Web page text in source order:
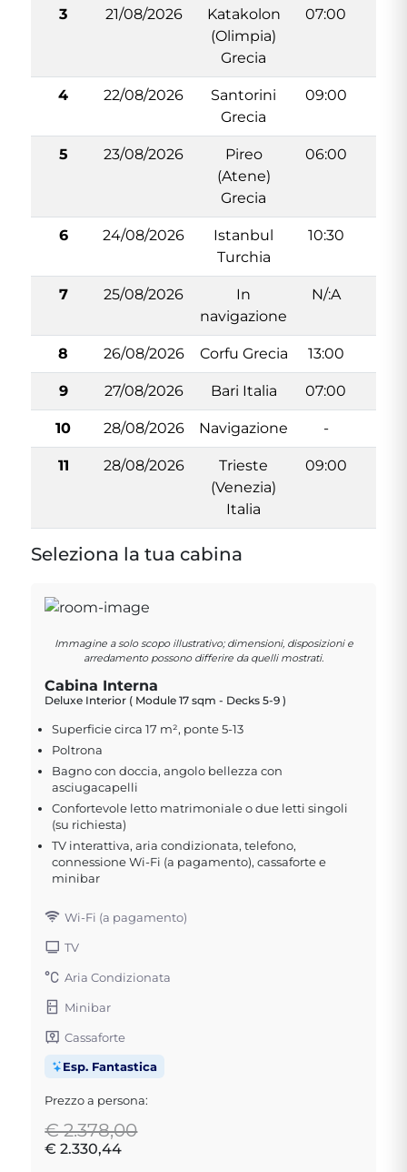
3 21/08/2026
Katakolon
(Olimpia)
Grecia
07:00
4 22/08/2026
Santorini
Grecia
09:00
5 23/08/2026
Pireo
(Atene)
Grecia
06:00
6 24/08/2026
Istanbul
Turchia
10:30
7 25/08/2026
In
navigazione
N/:A
8 26/08/2026 Corfu Grecia 13:00
9 27/08/2026 Bari Italia 07:00
10 28/08/2026 Navigazione -
11 28/08/2026
Trieste
(Venezia)
Italia
09:00
Seleziona la tua cabina
Immagine a solo scopo illustrativo; dimensioni, disposizioni e
arredamento possono differire da quelli mostrati.
Cabina Interna
Deluxe Interior ( Module 17 sqm - Decks 5-9 )
Superficie circa 17 m², ponte 5-13
Poltrona
Bagno con doccia, angolo bellezza con
asciugacapelli
Confortevole letto matrimoniale o due letti singoli
(su richiesta)
TV interattiva, aria condizionata, telefono,
connessione Wi-Fi (a pagamento), cassaforte e
minibar
Wi-Fi (a pagamento)
TV
Aria Condizionata
Minibar
Cassaforte
Esp. Fantastica
Prezzo a persona:
€ 2.378,00
€ 2.330,44